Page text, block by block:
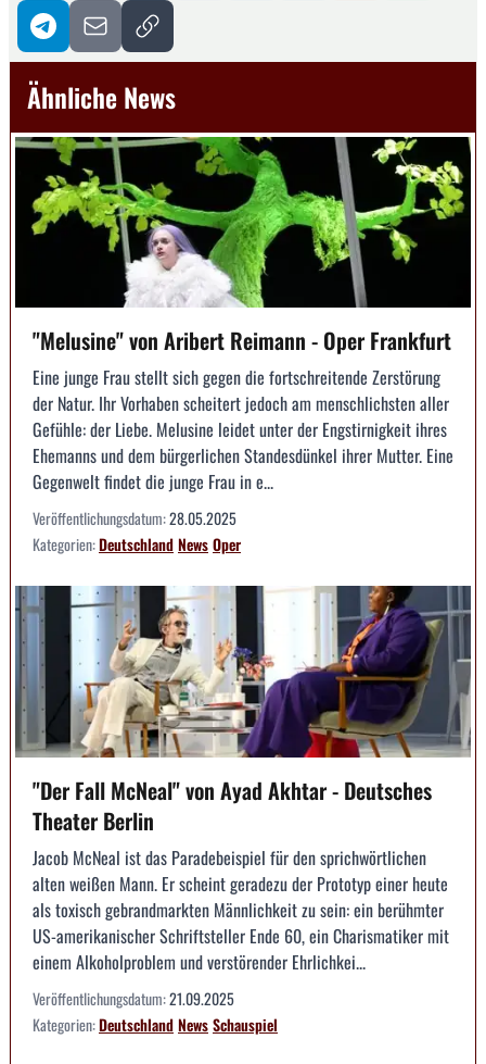
Ähnliche News
"Melusine" von Aribert Reimann - Oper Frankfurt
Eine junge Frau stellt sich gegen die fortschreitende Zerstörung
der Natur. Ihr Vorhaben scheitert jedoch am menschlichsten aller
Gefühle: der Liebe. Melusine leidet unter der Engstirnigkeit ihres
Ehemanns und dem bürgerlichen Standesdünkel ihrer Mutter. Eine
Gegenwelt findet die junge Frau in e...
Veröffentlichungsdatum:28.05.2025
Kategorien:DeutschlandNewsOper
"Der Fall McNeal" von Ayad Akhtar - Deutsches
Theater Berlin
Jacob McNeal ist das Paradebeispiel für den sprichwörtlichen
alten weißen Mann. Er scheint geradezu der Prototyp einer heute
als toxisch gebrandmarkten Männlichkeit zu sein: ein berühmter
US-amerikanischer Schriftsteller Ende 60, ein Charismatiker mit
einem Alkoholproblem und verstörender Ehrlichkei...
Veröffentlichungsdatum:21.09.2025
Kategorien:DeutschlandNewsSchauspiel